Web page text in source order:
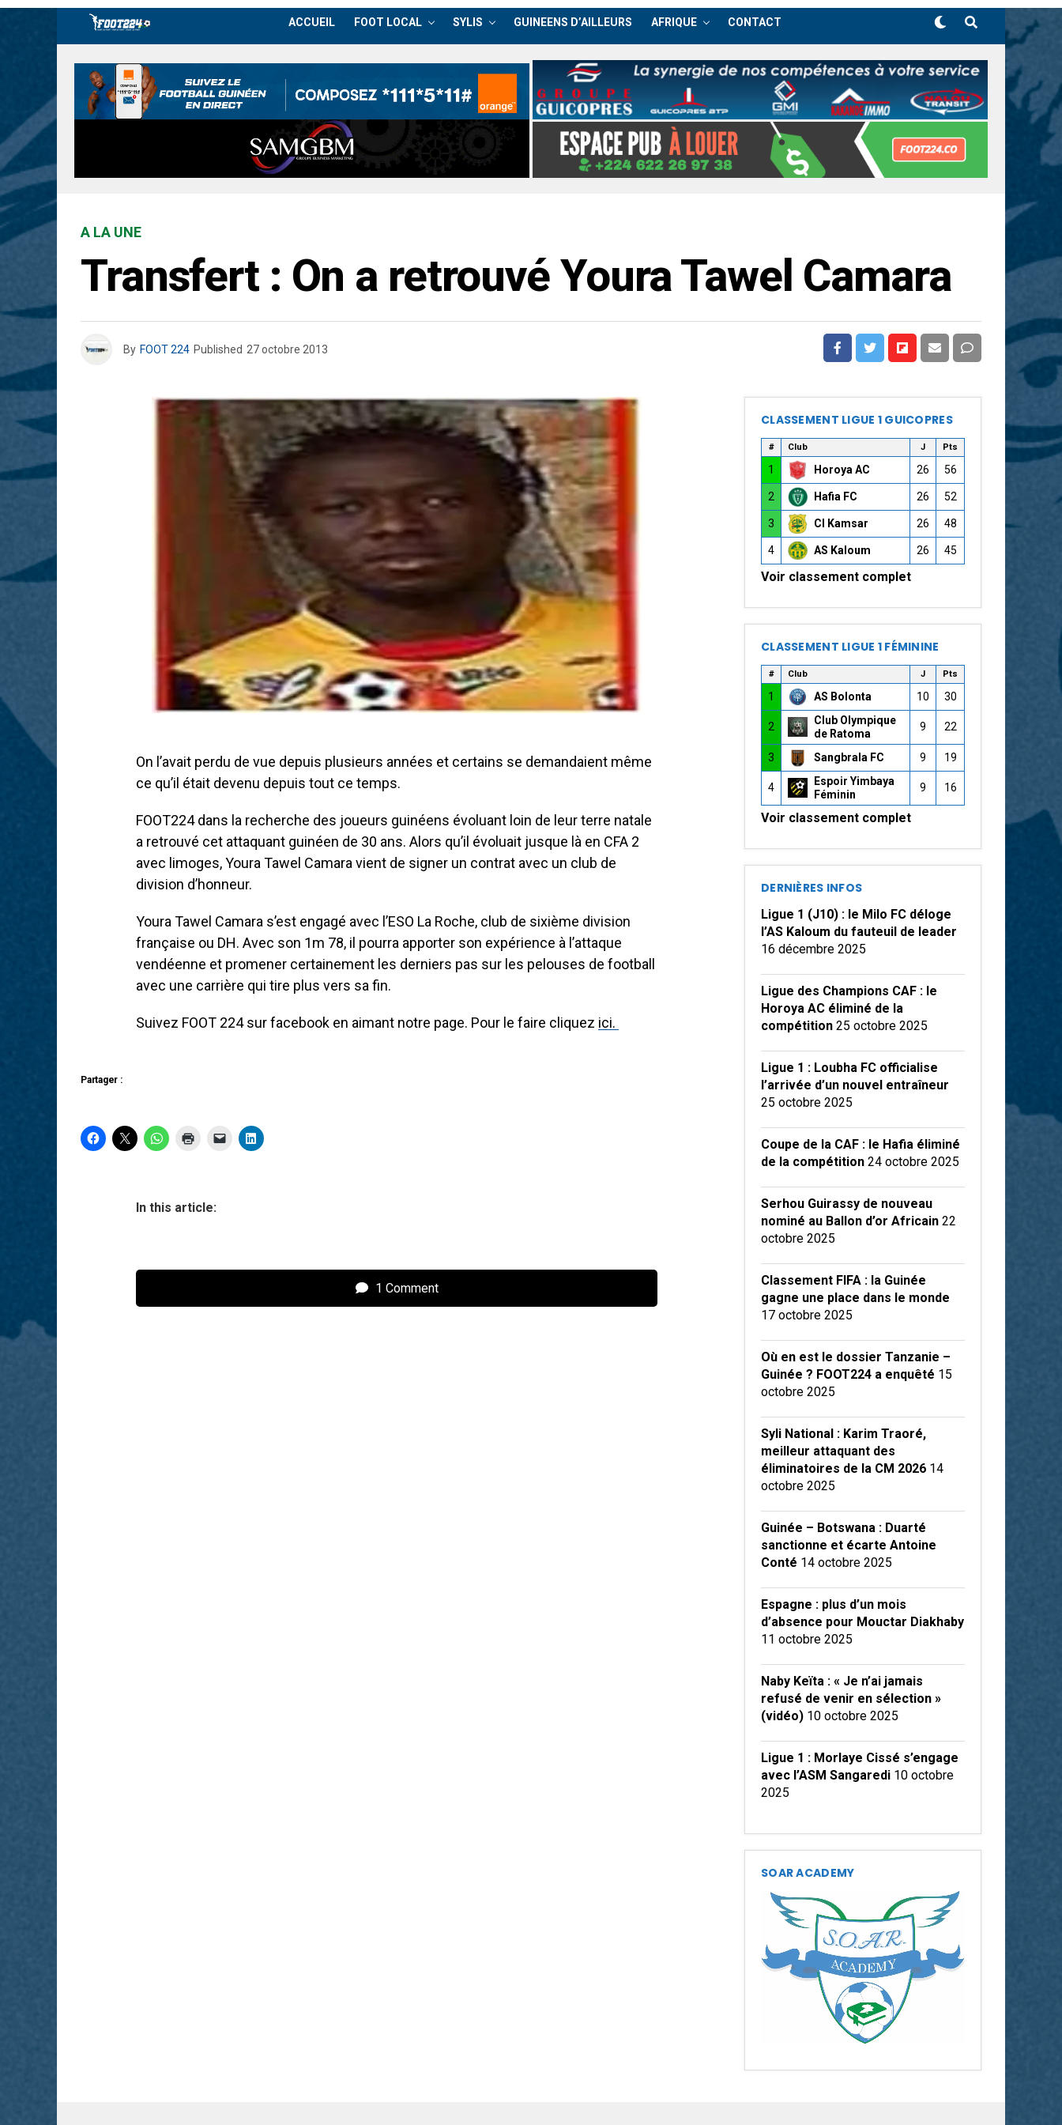
ACCUEIL FOOT LOCAL SYLIS GUINEENS D’AILLEURS AFRIQUE CONTACT
A LA UNE
Transfert : On a retrouvé Youra Tawel Camara
By FOOT 224 Published 27 octobre 2013
On l’avait perdu de vue depuis plusieurs années et certains se demandaient même
ce qu’il était devenu depuis tout ce temps.
FOOT224 dans la recherche des joueurs guinéens évoluant loin de leur terre natale
a retrouvé cet attaquant guinéen de 30 ans. Alors qu’il évoluait jusque là en CFA 2
avec limoges, Youra Tawel Camara vient de signer un contrat avec un club de
division d’honneur.
Youra Tawel Camara s’est engagé avec l’ESO La Roche, club de sixième division
française ou DH. Avec son 1m 78, il pourra apporter son expérience à l’attaque
vendéenne et promener certainement les derniers pas sur les pelouses de football
avec une carrière qui tire plus vers sa fin.
Suivez FOOT 224 sur facebook en aimant notre page. Pour le faire cliquez ici.
Partager :
In this article:
1 Comment
CLASSEMENT LIGUE 1 GUICOPRES
# Club J Pts
1 Horoya AC 26 56
2 Hafia FC 26 52
3 CI Kamsar 26 48
4 AS Kaloum 26 45
Voir classement complet
CLASSEMENT LIGUE 1 FÉMININE
# Club J Pts
1 AS Bolonta 10 30
2
Club Olympique
de Ratoma
9 22
3 Sangbrala FC 9 19
4
Espoir Yimbaya
Féminin
9 16
Voir classement complet
DERNIÈRES INFOS
Ligue 1 (J10) : le Milo FC déloge
l’AS Kaloum du fauteuil de leader
16 décembre 2025
Ligue des Champions CAF : le
Horoya AC éliminé de la
compétition 25 octobre 2025
Ligue 1 : Loubha FC officialise
l’arrivée d’un nouvel entraîneur
25 octobre 2025
Coupe de la CAF : le Hafia éliminé
de la compétition 24 octobre 2025
Serhou Guirassy de nouveau
nominé au Ballon d’or Africain 22
octobre 2025
Classement FIFA : la Guinée
gagne une place dans le monde
17 octobre 2025
Où en est le dossier Tanzanie –
Guinée ? FOOT224 a enquêté 15
octobre 2025
Syli National : Karim Traoré,
meilleur attaquant des
éliminatoires de la CM 2026 14
octobre 2025
Guinée – Botswana : Duarté
sanctionne et écarte Antoine
Conté 14 octobre 2025
Espagne : plus d’un mois
d’absence pour Mouctar Diakhaby
11 octobre 2025
Naby Keïta : « Je n’ai jamais
refusé de venir en sélection »
(vidéo) 10 octobre 2025
Ligue 1 : Morlaye Cissé s’engage
avec l’ASM Sangaredi 10 octobre
2025
SOAR ACADEMY